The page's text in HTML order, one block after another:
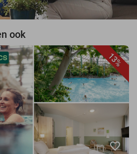
ook
13%
favorite_border